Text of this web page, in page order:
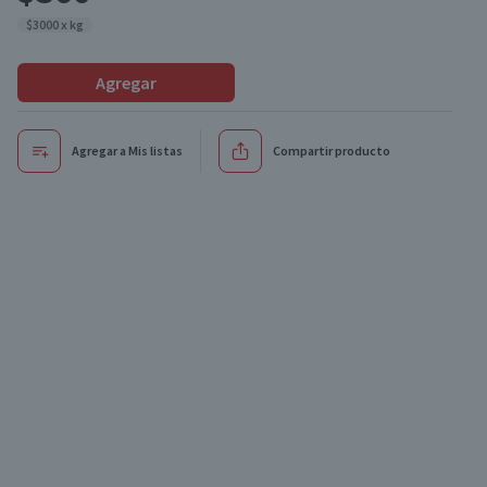
$3000 x kg
Agregar
Agregar a Mis listas Compartir producto